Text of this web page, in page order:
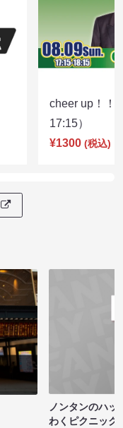
cheer up！
17:15）
¥1300 (税込)
ノンタンのハッ
わくピクニック